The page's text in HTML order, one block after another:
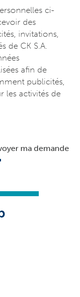
ci-
des
invitations,
de CK S.A.
afin de
publicités,
les activités de
ma demande